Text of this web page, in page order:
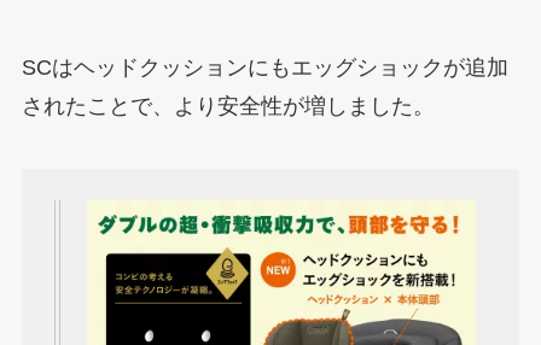
SCはヘッドクッションにもエッグショックが追加
されたことで、より安全性が増しました。